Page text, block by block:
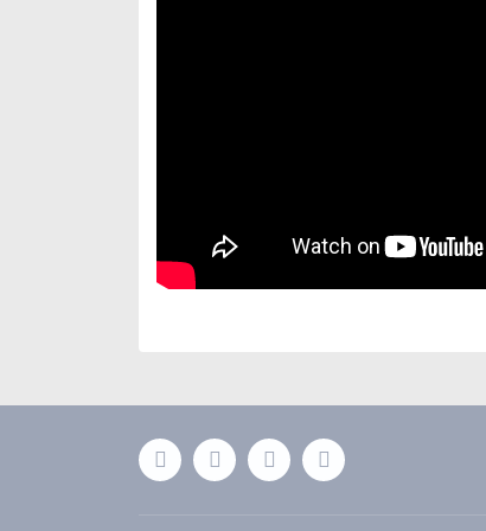
Ürün açıklamasında eksik bilgiler bulunuyor.